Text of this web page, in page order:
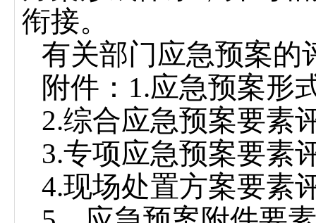
衔接。
有关部门应急预案的
附件： 1.应急预案形
2.综合应急预案要素
3.专项应急预案要素
4.现场处置方案要素